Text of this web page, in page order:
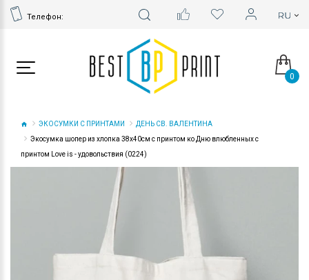
Телефон:
0
ЭКОСУМКИ С ПРИНТАМИ
ДЕНЬ СВ. ВАЛЕНТИНА
Экосумка шопер из хлопка 38х40см с принтом ко Дню влюбленных с
принтом Love is - удовольствия (0224)